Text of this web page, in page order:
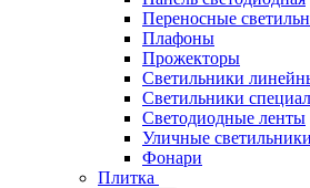
Переносные
Плафоны
Прожекторы
Светильники
Светильники
Светодиодные ленты
Уличные светильники
Фонари
Плитка